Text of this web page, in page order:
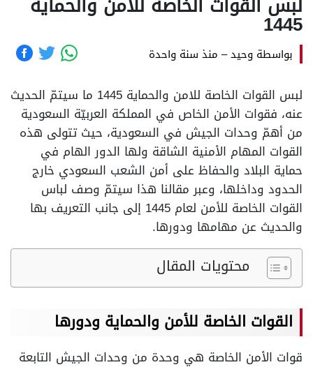
1445
بواسطة وحيد– منذ سنة واحدة
لبس القوات الخاصة للامن والحماية 1445 ما سيتمّ الحديث
عنه، فقوات الأمن الخاص في المملكة العربيّة السعودية
من أهمّ وحدات الجيش في السعودية، حيث تتولى هذه
القوات المهام الأمنية الشاقة ولها الدور الهام في
حماية البلاد والحفاظ على أمن الشعب السعودي خارج
الحدود وداخلها، وعبر مقالنا هذا سيتمّ وصف لباس
القوات الخاصة للأمن لعام 1445 إلى جانب التعريف بها
والحديث عن مهامها ودورها.
محتويات المقال
القوات الخاصة للأمن والحماية ودورها
قوات الأمن الخاصة هي وحدة من وحدات الجيش التابعة